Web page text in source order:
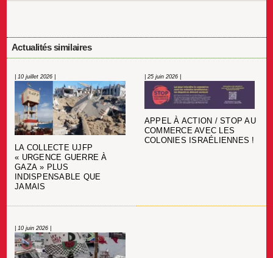
Actualités similaires
| 10 juillet 2026 |
LA COLLECTE UJFP
« URGENCE GUERRE À
GAZA » PLUS
INDISPENSABLE QUE
JAMAIS
| 25 juin 2026 |
APPEL À ACTION / STOP AU
COMMERCE AVEC LES
COLONIES ISRAÉLIENNES !
| 10 juin 2026 |